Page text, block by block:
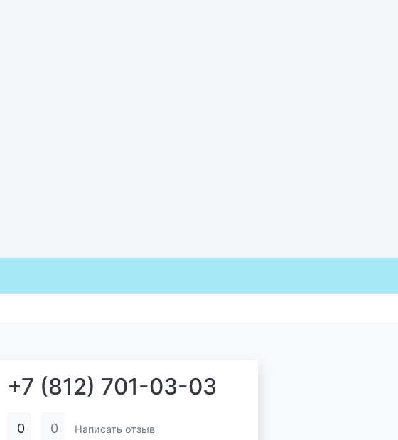
+7 (812) 701-03-03
0 0 Написать отзыв